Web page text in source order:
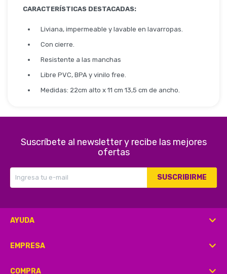
CARACTERÍSTICAS DESTACADAS:
Liviana, impermeable y lavable en lavarropas.
Con cierre.
Resistente a las manchas
Libre PVC, BPA y vinilo free.
Medidas: 22cm alto x 11 cm 13,5 cm de ancho.
Suscríbete al newsletter y recibe las mejores
ofertas
SUSCRIBIRME
AYUDA
EMPRESA
COMPRA
Seguridad